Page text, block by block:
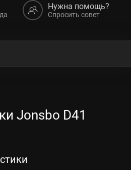
Нужна помощь?
Спросить совет
Jonsbo D41